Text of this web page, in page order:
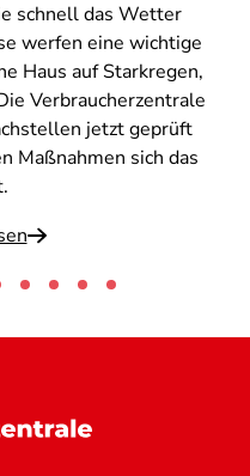
schnell das Wetter
werfen eine wichtige
Haus auf Starkregen,
Verbraucherzentrale
jetzt geprüft
Maßnahmen sich das